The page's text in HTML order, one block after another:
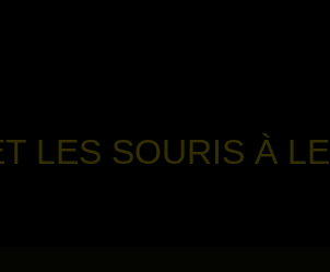
LES SOURIS À LE